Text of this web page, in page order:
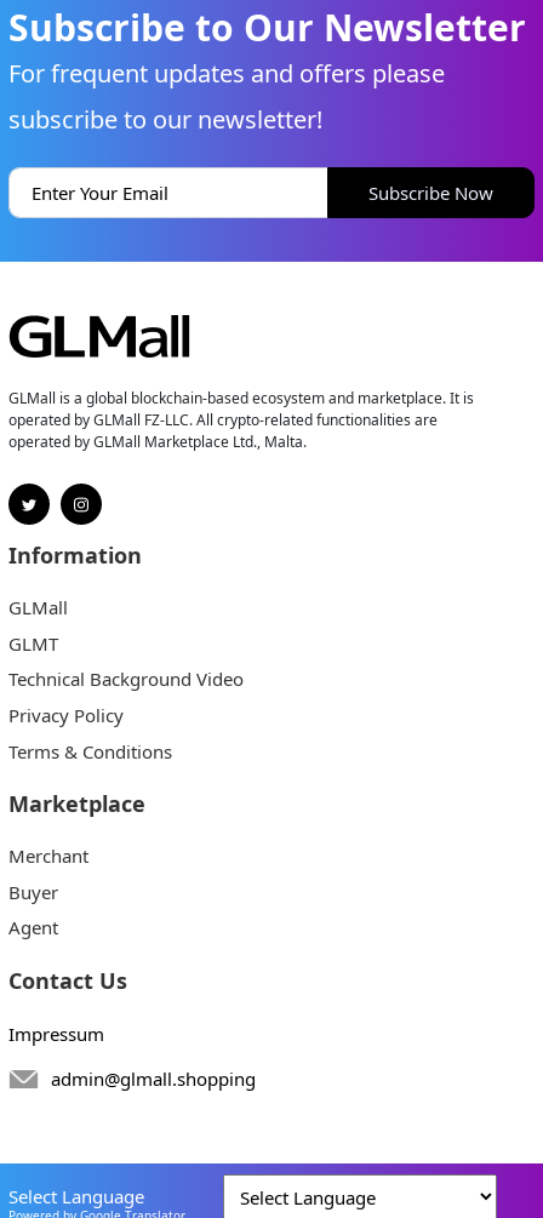
Subscribe to Our Newsletter
For frequent updates and offers please
subscribe to our newsletter!
Subscribe Now
GLMall is a global blockchain-based ecosystem and marketplace. It is
operated by GLMall FZ-LLC. All crypto-related functionalities are
operated by GLMall Marketplace Ltd., Malta.
Information
GLMall
GLMT
Technical Background Video
Privacy Policy
Terms & Conditions
Marketplace
Merchant
Buyer
Agent
Contact Us
Impressum
admin@glmall.shopping
Select Language